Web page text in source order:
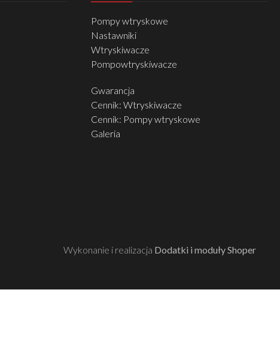
Pompy wtryskowe
Nastawniki
Wtryskiwacze
Pompowtryskiwacze
Gwarancja
Cennik: Wtryskiwacze
Cennik: Pompy wtryskowe
Galeria
Wykonanie i realizacja Dodatki i moduły Shoper